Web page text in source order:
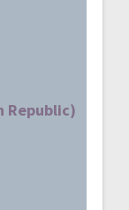
Republic)